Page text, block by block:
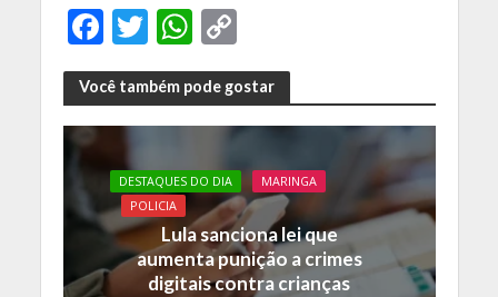
F
ac
e
b
o
o
k
T
w
itt
er
W
h
at
s
A
p
p
C
o
p
y
Li
n
k
Você também pode gostar
DESTAQUES DO DIA
MARINGA
POLICIA
Lula sanciona lei que
aumenta punição a crimes
digitais contra crianças